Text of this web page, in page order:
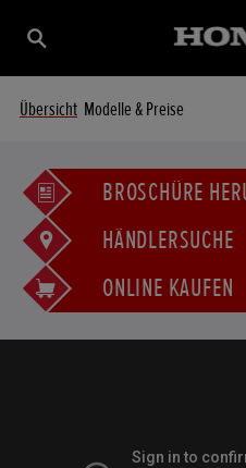
Übersicht Modelle & Preise
BROSCHÜRE
HÄNDLERSUCHE
ONLINE KAUFEN